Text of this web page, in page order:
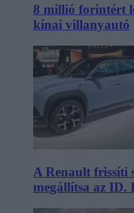
8 millió forintért
kínai villanyautó
A Renault frissíti
megállítsa az ID.